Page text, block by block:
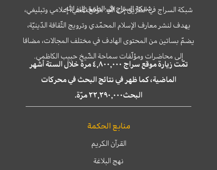
شبكة السراج في الطريق إلى الله
شبكة السراج في الطريق إلى الله؛ موقع ثقافي، إعلامي وتبليغي،
يهدف لنشر معارف الإسلام المحمّدي وترويج الثّقافة الدّينيّة،
يضمّ بساتين من المحتوى الهادف في مختلف المجالات، مضافا
إلى محاضرات ومؤلّفات سماحة الشّيخ حبيب الكاظمي.
تمّت زيارة موقع سراج ٤,٨٠٠,٠٠٠ مرة خلال الستة أشهر
الماضية، كما ظهر في نتائج البحث في محركات
البحث٢٢,٢٩٠,٠٠٠ مرّة.
منابع الحكمة
القرآن الكريم
نهج البلاغة